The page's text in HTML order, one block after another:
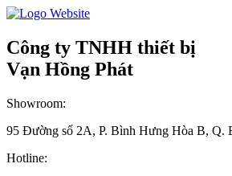
Công ty TNHH thiết bị
Vạn Hồng Phát
Showroom:
95 Đường số 2A, P. Bình Hưng Hòa B, Q.
Hotline: